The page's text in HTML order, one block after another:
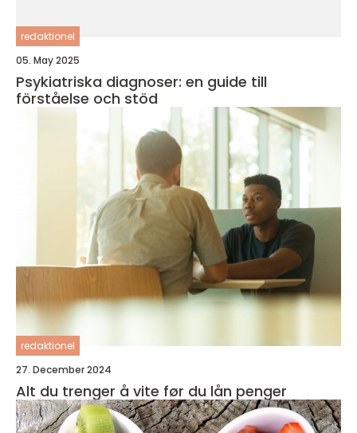
redaktionel
05. May 2025
Psykiatriska diagnoser: en guide till
förståelse och stöd
redaktionel
27. December 2024
Alt du trenger å vite før du lån penger